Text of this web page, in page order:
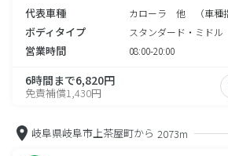
代表車種 カローラ 他 （車種指
ボディタイプ スタンダード・ミドル
営業時間 08:00-20:00
6時間まで6,820円
免責補償1,430円
岐阜県岐阜市上茶屋町から 2073m